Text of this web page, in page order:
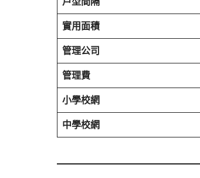
實用面積
管理公司
管理費
小學校網
中學校網